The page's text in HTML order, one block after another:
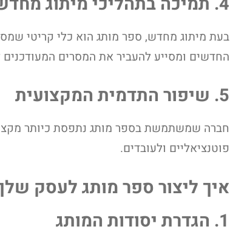
בעת מיתוג מחדש, ספר מותג הוא כלי קריטי
החדשים ומסייע להעביר את המסרים
5. שיפור התדמית המקצועית
חברה שמשתמשת בספר מותג נתפסת כיותר
פוטנציאליים ולעובדים.
איך ליצור ספר מותג לעסק
1. הגדרת יסודות המותג